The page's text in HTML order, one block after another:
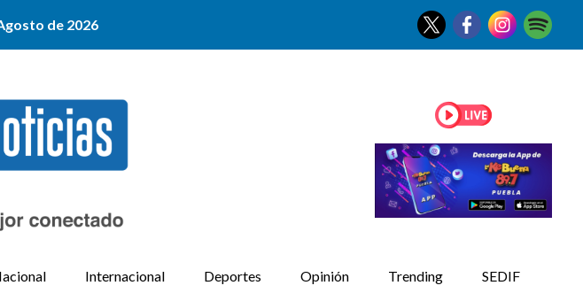
de 2026
Internacional Deportes Opinión Trending SEDIF